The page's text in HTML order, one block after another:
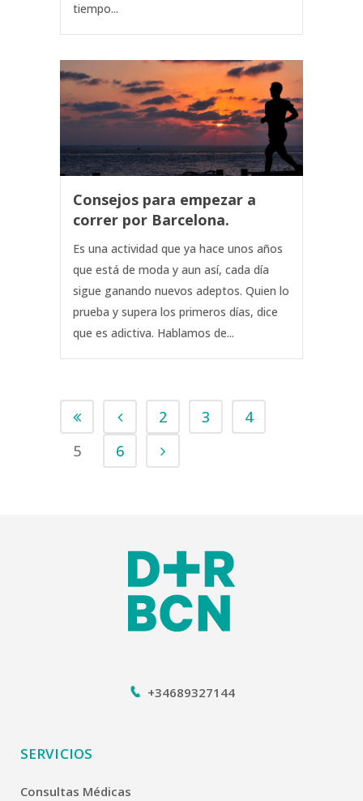
tiempo...
Consejos para empezar a
correr por Barcelona.
Es una actividad que ya hace unos años
que está de moda y aun así, cada día
sigue ganando nuevos adeptos. Quien lo
prueba y supera los primeros días, dice
que es adictiva. Hablamos de...
2 3
4
5
6
+34689327144
SERVICIOS
Consultas Médicas